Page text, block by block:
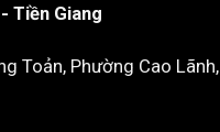
Tiền Giang
Toản, Phường Cao Lãnh,